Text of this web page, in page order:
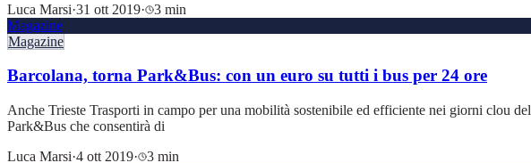
Luca Marsi·31 ott 2019·
3 min
Magazine
Magazine
Barcolana, torna Park&Bus: con un euro su tutti i bus per 24 ore
Anche Trieste Trasporti in campo per una mobilità sostenibile ed efficiente nei giorni clou
Park&Bus che consentirà di
Luca Marsi·4 ott 2019·
3 min